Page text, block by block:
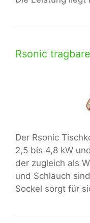
Rsonic
Der Rsonic
2,5 bis 4,8 kW
der zugleich als
und Schlauch
Sockel sorgt für